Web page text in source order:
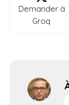
Demander à
Groq